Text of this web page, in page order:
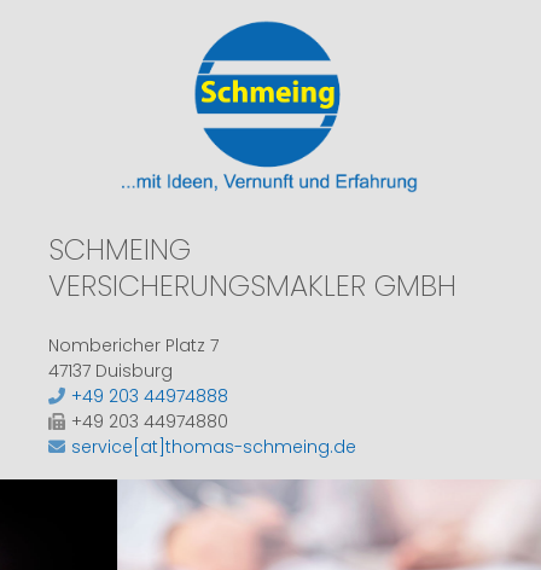
SCHMEING
VERSICHERUNGSMAKLER GMBH
Nombericher Platz 7
47137 Duisburg
+49 203 44974888
+49 203 44974880
service[at]thomas-schmeing.de